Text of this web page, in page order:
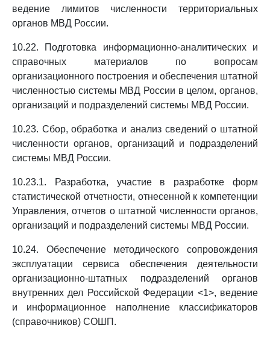
ведение лимитов численности территориальных
органов МВД России.
10.22. Подготовка информационно-аналитических и
справочных материалов по вопросам
организационного построения и обеспечения штатной
численностью системы МВД России в целом, органов,
организаций и подразделений системы МВД России.
10.23. Сбор, обработка и анализ сведений о штатной
численности органов, организаций и подразделений
системы МВД России.
10.23.1. Разработка, участие в разработке форм
статистической отчетности, отнесенной к компетенции
Управления, отчетов о штатной численности органов,
организаций и подразделений системы МВД России.
10.24. Обеспечение методического сопровождения
эксплуатации сервиса обеспечения деятельности
организационно-штатных подразделений органов
внутренних дел Российской Федерации <1>, ведение
и информационное наполнение классификаторов
(справочников) СОШП.